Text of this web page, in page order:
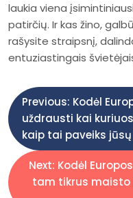
laukia viena
patirčių. Ir kas žino,
rašysite straipsnį,
entuziastingais
N
a
v
Previous: Kodėl
uždrausti kai
kaip tai paveiks
Next: Kodėl
tam tikrus maisto